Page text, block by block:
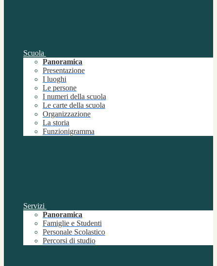
Scuola
Panoramica
Presentazione
I luoghi
Le persone
I numeri della scuola
Le carte della scuola
Organizzazione
La storia
Funzionigramma
Servizi
Panoramica
Famiglie e Studenti
Personale Scolastico
Percorsi di studio